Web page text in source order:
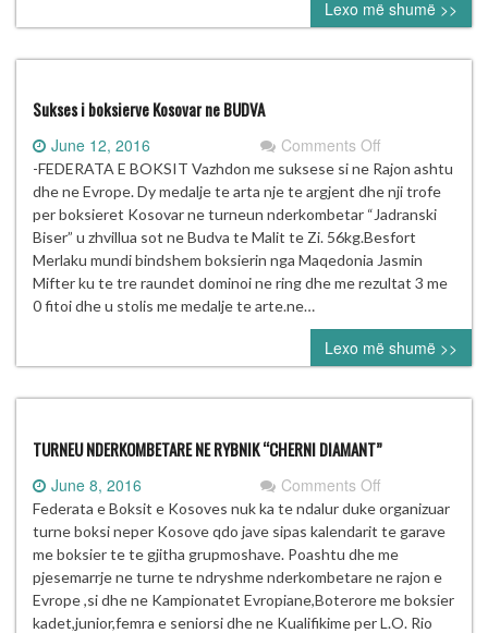
Lexo më shumë >>
Sukses i boksierve Kosovar ne BUDVA
June 12, 2016 Comments Offon
Sukses
i
boksierve
Kosovar
ne
BUDVA
-FEDERATA E BOKSIT Vazhdon me suksese si ne Rajon ashtu
dhe ne Evrope. Dy medalje te arta nje te argjent dhe nji trofe
per boksieret Kosovar ne turneun nderkombetar “Jadranski
Biser” u zhvillua sot ne Budva te Malit te Zi. 56kg.Besfort
Merlaku mundi bindshem boksierin nga Maqedonia Jasmin
Mifter ku te tre raundet dominoi ne ring dhe me rezultat 3 me
0 fitoi dhe u stolis me medalje te arte.ne…
Lexo më shumë >>
TURNEU NDERKOMBETARE NE RYBNIK “CHERNI DIAMANT”
June 8, 2016 Comments Offon
TURNEU
NE
RYBNIK
“CHERNI
DIAMANT”
Federata e Boksit e Kosoves nuk ka te ndalur duke organizuar
turne boksi neper Kosove qdo jave sipas kalendarit te garave
me boksier te te gjitha grupmoshave. Poashtu dhe me
pjesemarrje ne turne te ndryshme nderkombetare ne rajon e
Evrope ,si dhe ne Kampionatet Evropiane,Boterore me boksier
kadet,junior,femra e seniorsi dhe ne Kualifikime per L.O. Rio